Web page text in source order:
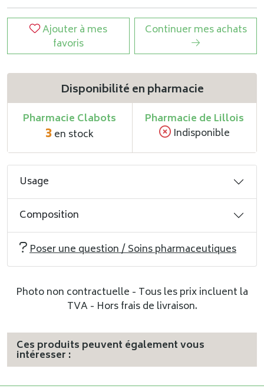
Ajouter à mes
favoris
Continuer mes achats
Disponibilité en pharmacie
Pharmacie Clabots
3en stock
Pharmacie de Lillois
Indisponible
Usage
Composition
Poser une question / Soins pharmaceutiques
Photo non contractuelle - Tous les prix incluent la
TVA - Hors frais de livraison.
Ces produits peuvent également vous
intéresser :